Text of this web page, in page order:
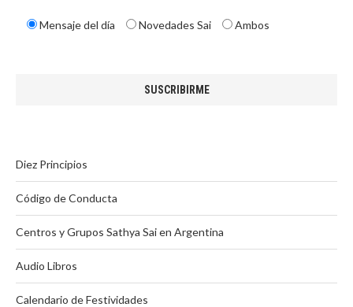
Mensaje del día Novedades Sai Ambos
Diez Principios
Código de Conducta
Centros y Grupos Sathya Sai en Argentina
Audio Libros
Calendario de Festividades